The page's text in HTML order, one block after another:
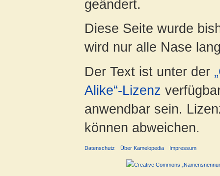
geändert.
Diese Seite wurde
wird nur alle Nase
Der Text ist unter der
Alike“-Lizenz
anwendbar sein.
können abweichen.
Datenschutz Über Kamelopedia Impressum